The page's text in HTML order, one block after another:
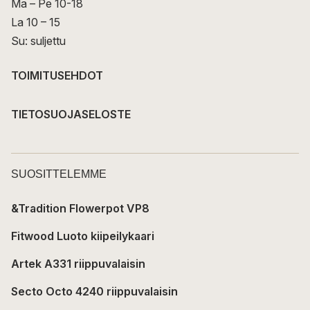
Ma – Pe 10-18
La 10 – 15
Su: suljettu
TOIMITUSEHDOT
TIETOSUOJASELOSTE
SUOSITTELEMME
&Tradition Flowerpot VP8
Fitwood Luoto kiipeilykaari
Artek A331 riippuvalaisin
Secto Octo 4240 riippuvalaisin